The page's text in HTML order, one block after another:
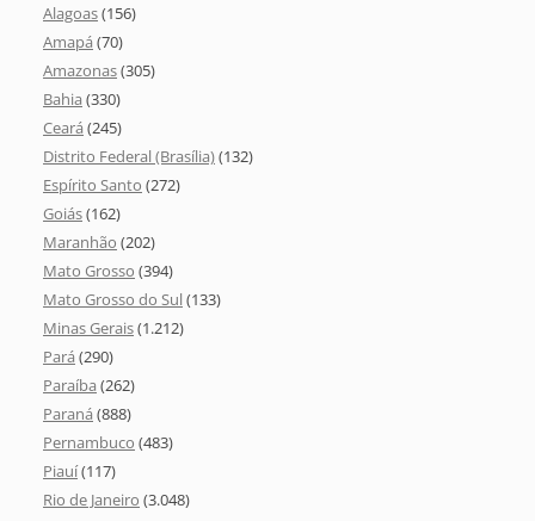
Alagoas(156)
Amapá (70)
Amazonas(305)
Bahia (330)
Ceará (245)
Distrito Federal (Brasília)(132)
Espírito Santo (272)
Goiás(162)
Maranhão (202)
Mato Grosso (394)
Mato Grosso do Sul(133)
Minas Gerais(1.212)
Pará (290)
Paraíba (262)
Paraná (888)
Pernambuco (483)
Piauí(117)
Rio de Janeiro (3.048)